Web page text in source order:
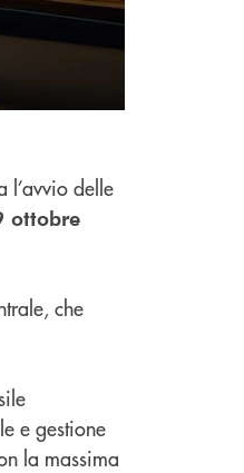
l’avvio delle
ottobre
che
e gestione
la massima